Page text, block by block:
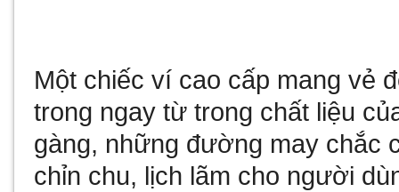
Một chiếc ví cao cấp mang vẻ
trong ngay từ trong chất liệu
gàng, những đường may chắc
chỉn chu, lịch lãm cho người